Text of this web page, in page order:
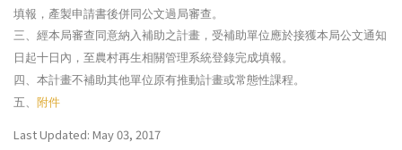
填報，產製申請書後併同公文過局審查。
三、經本局審查同意納入補助之計畫，受補助單位應於接獲本局公文通知
日起十日內，至農村再生相關管理系統登錄完成填報。
四、本計畫不補助其他單位原有推動計畫或常態性課程。
五、 附件
Last Updated: May 03, 2017